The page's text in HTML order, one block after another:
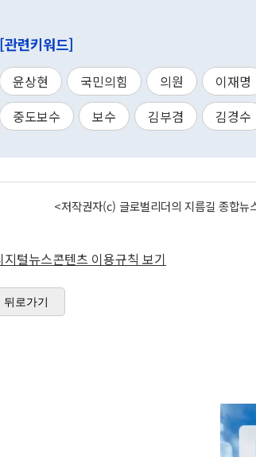
[관련키워드]
윤상현 국민의힘 의원 이재명
중도보수
보수 김부겸 김경수
<저작권자(c) 글로벌리더의 지름길 종합
지털뉴스콘텐츠 이용규칙 보기
뒤로가기